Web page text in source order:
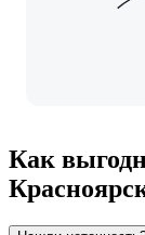
Как